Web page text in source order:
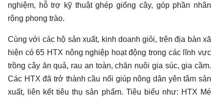
nghiệm, hỗ trợ kỹ thuật ghép giống cây, góp phần nhân
rộng phong trào.
Cùng với các hộ sản xuất, kinh doanh giỏi, trên địa bàn xã
hiện có 65 HTX nông nghiệp hoạt động trong các lĩnh vực
trồng cây ăn quả, rau an toàn, chăn nuôi gia súc, gia cầm.
Các HTX đã trở thành cầu nối giúp nông dân yên tâm sản
xuất, liên kết tiêu thụ sản phẩm. Tiêu biểu như: HTX Mé